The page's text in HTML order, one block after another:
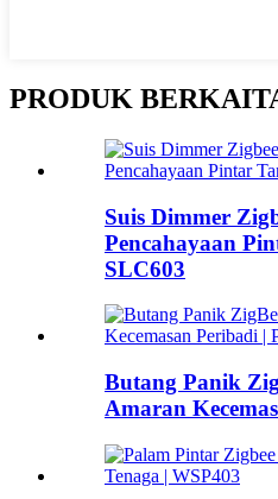
PRODUK
Suis Dimmer
Pencahayaan
SLC603
Butang Panik
Amaran